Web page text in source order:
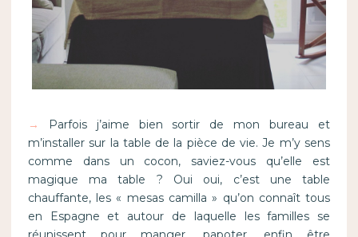
→
Parfois j’aime bien sortir de mon bureau et
m’installer sur la table de la pièce de vie. Je m’y sens
comme dans un cocon, saviez-vous qu’elle est
magique ma table ? Oui oui, c’est une table
chauffante, les « mesas camilla » qu’on connaît tous
en Espagne et autour de laquelle les familles se